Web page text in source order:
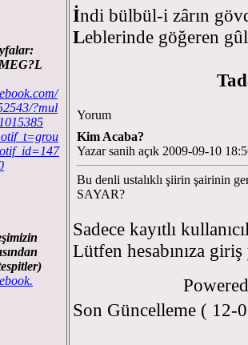
?mul
İndi bülbül-i zârın
Leblerinde göğeren
Yorum
Kim Acaba?
Yazar sanih açık 2009-09-10
Bu denli ustalıklı şiirin şairinin
SAYAR?
Sadece kayıtlı
Lütfen hesabınıza
Son Güncelleme ( 12-